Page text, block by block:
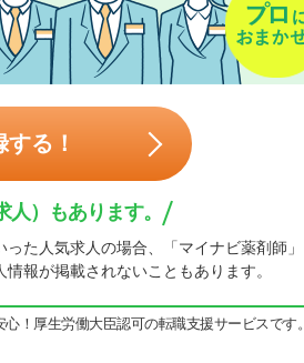
る！
）もあります。
た人気求人の場合、「マイナビ薬剤師」
報が掲載されないこともあります。
！厚生労働大臣認可の転職支援サービスです。